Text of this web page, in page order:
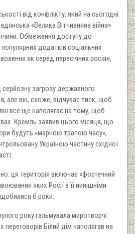
від конфлікту, який на сьогодні
«Велика Вітчизняна війна»
Обмеження доступу до
додатків соціальних
як серед пересічних росіян,
серйозну загрозу державного
але він, схоже, відчуває тиск, щоб
все ще наполягає на тому, щоб
Кремль заявив цього місяця, що
будуть «марною тратою часу»,
Україною частину східної
ця територія включає «фортечний
яких Росії з її нинішніми
б роки.
року гальмувала миротворчі
Білий дім наполягав на